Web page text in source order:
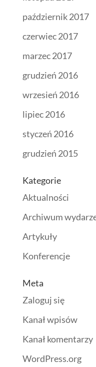
październik 2017
czerwiec 2017
marzec 2017
grudzień 2016
wrzesień 2016
lipiec 2016
styczeń 2016
grudzień 2015
Kategorie
Aktualności
Archiwum
Artykuły
Konferencje
Meta
Zaloguj się
Kanał wpisów
Kanał komentarzy
WordPress.org